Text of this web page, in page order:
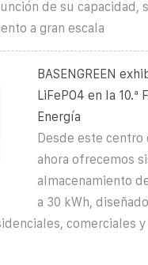
de su capacidad,
a gran escala
BASENGREEN
LiFePO4 en la 10.ª
Energía
Desde este centro
ahora ofrecemos
almacenamiento
a 30 kWh,
comerciales